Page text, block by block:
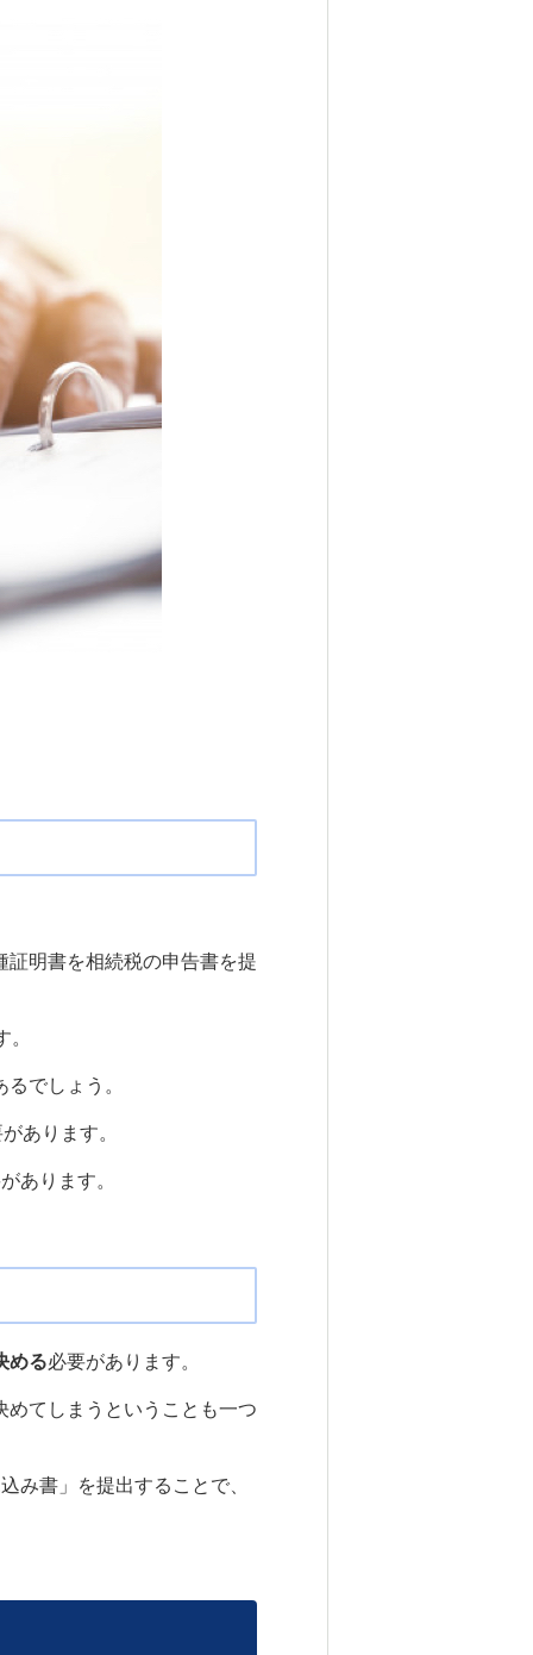
明書を相続税の申告書を提
でしょう。
あります。
あります。
める必要があります。
てしまうということも一つ
み書」を提出することで、